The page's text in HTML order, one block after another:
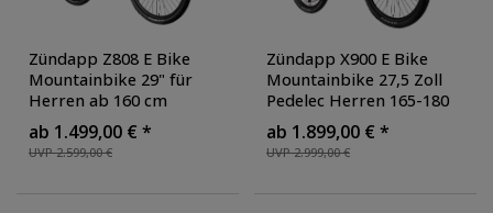
Zündapp Z808 E Bike
Mountainbike 29" für
Herren ab 160 cm
Pedelec 10 Gang
Elektrofahrrad 540Wh
Scheibenbremsen
UVP 2.599,00 €
ab 1.499,00 € *
Zündapp X900 E Bike
Mountainbike 27,5 Zoll
Pedelec Herren 165-180
cm Elektrofahrrad 10
Gang EMTB Hardtail mit
Mittelmotor
UVP 2.999,00 €
ab 1.899,00 € *